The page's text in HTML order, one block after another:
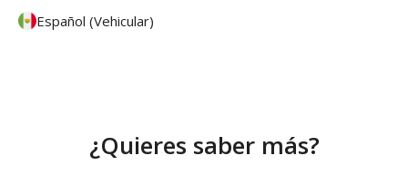
Español (Vehicular)
¿Quieres saber más?